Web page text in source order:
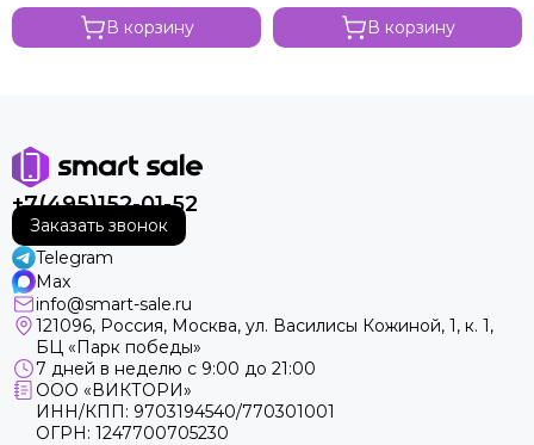
В корзину
В корзину
+7(495)152-01-52
Заказать звонок
Telegram
Max
info@smart-sale.ru
121096, Россия, Москва, ул. Василисы Кожиной, 1, к. 1,
БЦ «Парк победы»
7 дней в неделю с 9:00 до 21:00
ООО «ВИКТОРИ»
ИНН/КПП: 9703194540/770301001
ОГРН: 1247700705230